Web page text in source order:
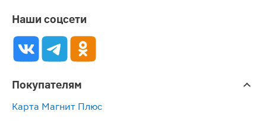
Наши соцсети
Покупателям
Карта Магнит Плюс